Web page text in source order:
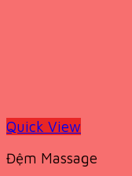
Quick View
Đệm Massage